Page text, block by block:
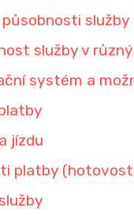
působnosti služby
služby v
systém a
jízdu
platby